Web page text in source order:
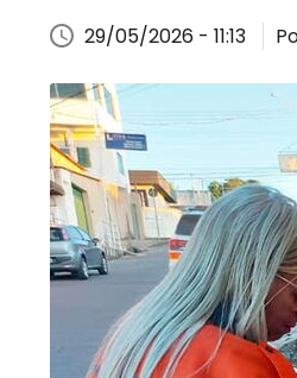
29/05/2026 - 11:13